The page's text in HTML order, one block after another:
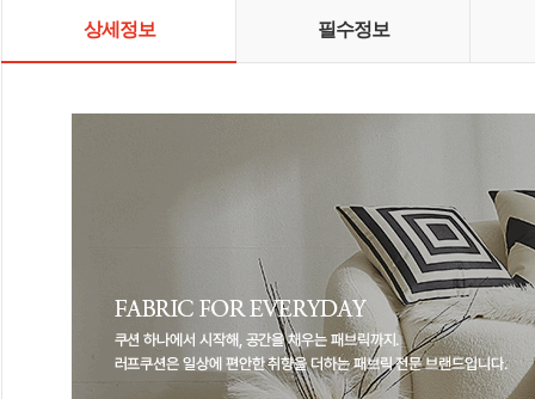
상세정보 필수정보